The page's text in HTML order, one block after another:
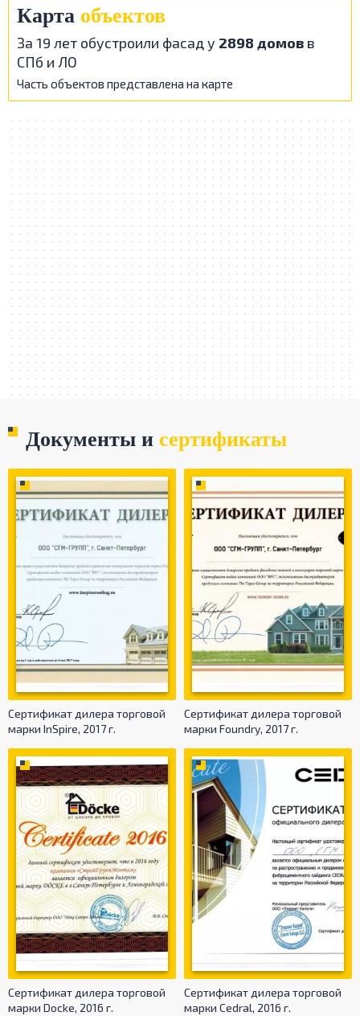
Карта объектов
За 19 лет обустроили фасад у 2898 домов в
СПб и ЛО
Часть объектов представлена на карте
Документы и сертификаты
Сертификат дилера торговой
марки InSpire, 2017 г.
Сертификат дилера торговой
марки Foundry, 2017 г.
Сертификат дилера торговой
марки Docke, 2016 г.
Сертификат дилера торговой
марки Cedral, 2016 г.